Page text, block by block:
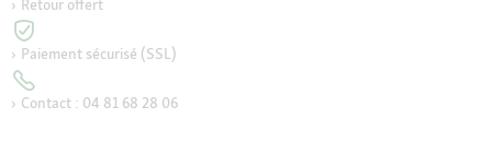
Retour offert
Paiement sécurisé (SSL)
Contact : 04 81 68 28 06